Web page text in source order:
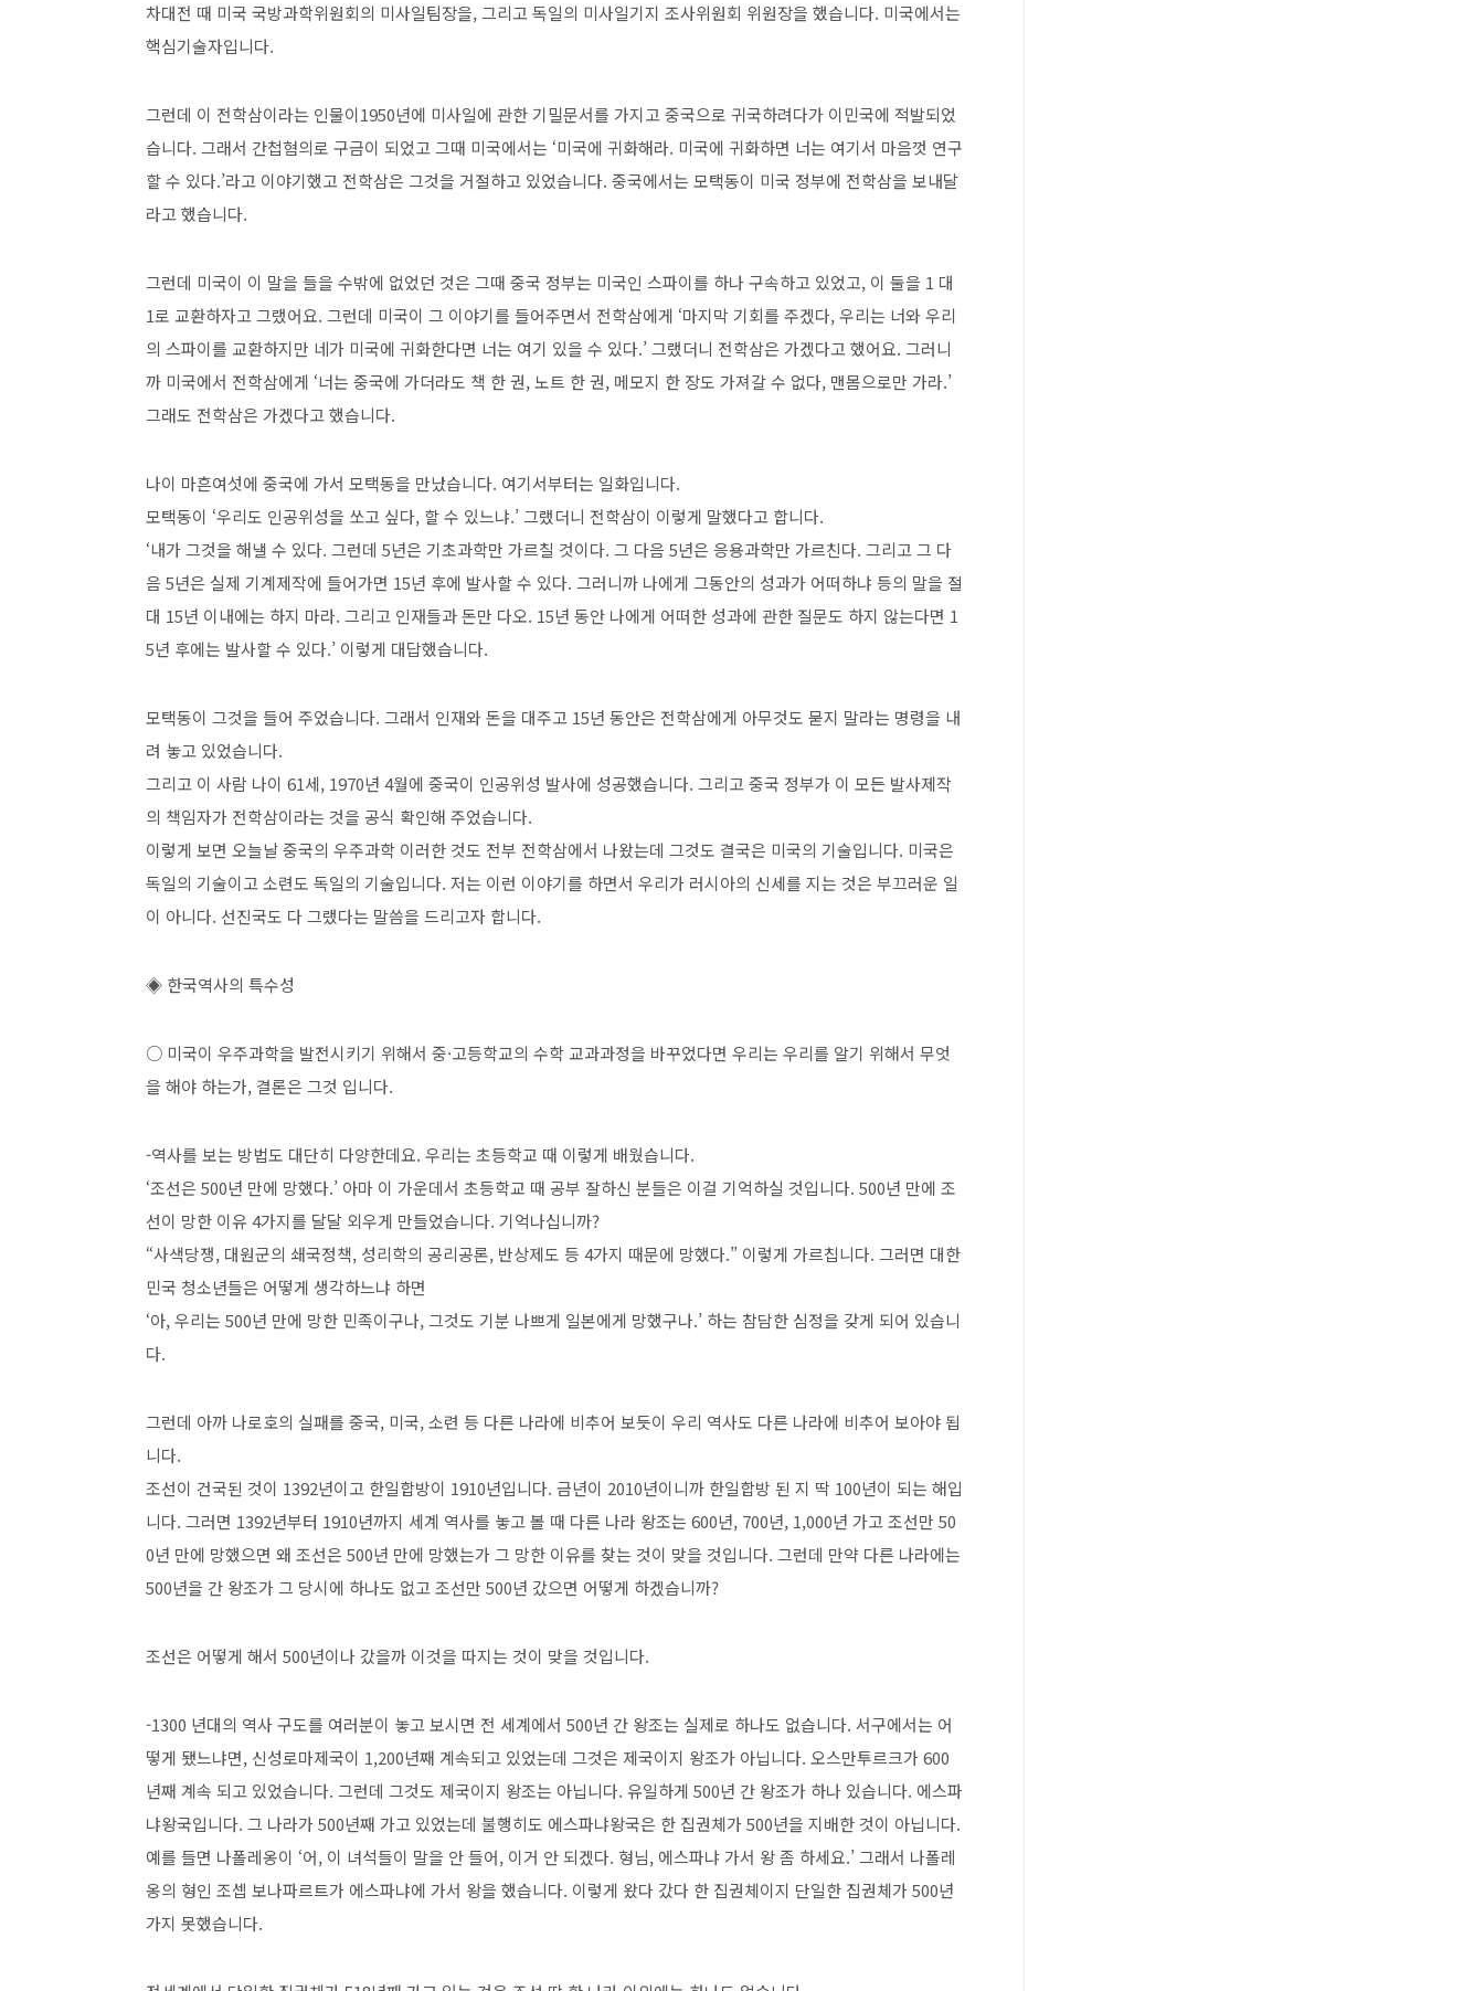
차대전 때 미국 국방과학위원회의 미사일팀장을, 그리고 독일의 미사일기지 조사위원회 위원장을 했습니다. 미국에서는
핵심기술자입니다.
그런데 이 전학삼이라는 인물이1950년에 미사일에 관한 기밀문서를 가지고 중국으로 귀국하려다가 이민국에 적발되었
습니다. 그래서 간첩혐의로 구금이 되었고 그때 미국에서는 ‘미국에 귀화해라. 미국에 귀화하면 너는 여기서 마음껏 연구
할 수 있다.’라고 이야기했고 전학삼은 그것을 거절하고 있었습니다. 중국에서는 모택동이 미국 정부에 전학삼을 보내달
라고 했습니다.
그런데 미국이 이 말을 들을 수밖에 없었던 것은 그때 중국 정부는 미국인 스파이를 하나 구속하고 있었고, 이 둘을 1 대
1로 교환하자고 그랬어요. 그런데 미국이 그 이야기를 들어주면서 전학삼에게 ‘마지막 기회를 주겠다, 우리는 너와 우리
의 스파이를 교환하지만 네가 미국에 귀화한다면 너는 여기 있을 수 있다.’ 그랬더니 전학삼은 가겠다고 했어요. 그러니
까 미국에서 전학삼에게 ‘너는 중국에 가더라도 책 한 권, 노트 한 권, 메모지 한 장도 가져갈 수 없다, 맨몸으로만 가라.’
그래도 전학삼은 가겠다고 했습니다.
나이 마흔여섯에 중국에 가서 모택동을 만났습니다. 여기서부터는 일화입니다.
모택동이 ‘우리도 인공위성을 쏘고 싶다, 할 수 있느냐.’ 그랬더니 전학삼이 이렇게 말했다고 합니다.
‘내가 그것을 해낼 수 있다. 그런데 5년은 기초과학만 가르칠 것이다. 그 다음 5년은 응용과학만 가르친다. 그리고 그 다
음 5년은 실제 기계제작에 들어가면 15년 후에 발사할 수 있다. 그러니까 나에게 그동안의 성과가 어떠하냐 등의 말을 절
대 15년 이내에는 하지 마라. 그리고 인재들과 돈만 다오. 15년 동안 나에게 어떠한 성과에 관한 질문도 하지 않는다면 1
5년 후에는 발사할 수 있다.’ 이렇게 대답했습니다.
모택동이 그것을 들어 주었습니다. 그래서 인재와 돈을 대주고 15년 동안은 전학삼에게 아무것도 묻지 말라는 명령을 내
려 놓고 있었습니다.
그리고 이 사람 나이 61세, 1970년 4월에 중국이 인공위성 발사에 성공했습니다. 그리고 중국 정부가 이 모든 발사제작
의 책임자가 전학삼이라는 것을 공식 확인해 주었습니다.
이렇게 보면 오늘날 중국의 우주과학 이러한 것도 전부 전학삼에서 나왔는데 그것도 결국은 미국의 기술입니다. 미국은
독일의 기술이고 소련도 독일의 기술입니다. 저는 이런 이야기를 하면서 우리가 러시아의 신세를 지는 것은 부끄러운 일
이 아니다. 선진국도 다 그랬다는 말씀을 드리고자 합니다.
◈ 한국역사의 특수성
○ 미국이 우주과학을 발전시키기 위해서 중·고등학교의 수학 교과과정을 바꾸었다면 우리는 우리를 알기 위해서 무엇
을 해야 하는가, 결론은 그것 입니다.
-역사를 보는 방법도 대단히 다양한데요. 우리는 초등학교 때 이렇게 배웠습니다.
‘조선은 500년 만에 망했다.’ 아마 이 가운데서 초등학교 때 공부 잘하신 분들은 이걸 기억하실 것입니다. 500년 만에 조
선이 망한 이유 4가지를 달달 외우게 만들었습니다. 기억나십니까?
“사색당쟁, 대원군의 쇄국정책, 성리학의 공리공론, 반상제도 등 4가지 때문에 망했다.” 이렇게 가르칩니다. 그러면 대한
민국 청소년들은 어떻게 생각하느냐 하면
‘아, 우리는 500년 만에 망한 민족이구나, 그것도 기분 나쁘게 일본에게 망했구나.’ 하는 참담한 심정을 갖게 되어 있습니
다.
그런데 아까 나로호의 실패를 중국, 미국, 소련 등 다른 나라에 비추어 보듯이 우리 역사도 다른 나라에 비추어 보아야 됩
니다.
조선이 건국된 것이 1392년이고 한일합방이 1910년입니다. 금년이 2010년이니까 한일합방 된 지 딱 100년이 되는 해입
니다. 그러면 1392년부터 1910년까지 세계 역사를 놓고 볼 때 다른 나라 왕조는 600년, 700년, 1,000년 가고 조선만 50
0년 만에 망했으면 왜 조선은 500년 만에 망했는가 그 망한 이유를 찾는 것이 맞을 것입니다. 그런데 만약 다른 나라에는
500년을 간 왕조가 그 당시에 하나도 없고 조선만 500년 갔으면 어떻게 하겠습니까?
조선은 어떻게 해서 500년이나 갔을까 이것을 따지는 것이 맞을 것입니다.
-1300 년대의 역사 구도를 여러분이 놓고 보시면 전 세계에서 500년 간 왕조는 실제로 하나도 없습니다. 서구에서는 어
떻게 됐느냐면, 신성로마제국이 1,200년째 계속되고 있었는데 그것은 제국이지 왕조가 아닙니다. 오스만투르크가 600
년째 계속 되고 있었습니다. 그런데 그것도 제국이지 왕조는 아닙니다. 유일하게 500년 간 왕조가 하나 있습니다. 에스파
냐왕국입니다. 그 나라가 500년째 가고 있었는데 불행히도 에스파냐왕국은 한 집권체가 500년을 지배한 것이 아닙니다.
예를 들면 나폴레옹이 ‘어, 이 녀석들이 말을 안 들어, 이거 안 되겠다. 형님, 에스파냐 가서 왕 좀 하세요.’ 그래서 나폴레
옹의 형인 조셉 보나파르트가 에스파냐에 가서 왕을 했습니다. 이렇게 왔다 갔다 한 집권체이지 단일한 집권체가 500년
가지 못했습니다.